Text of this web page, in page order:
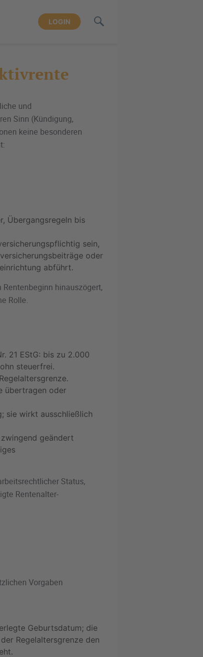
LOGIN
und
Sinn (Kündigung,
keine besonderen
Übergangsregeln bis
sein,
oder
abführt.
hinauszögert,
Rolle.
21 EStG: bis zu 2.000
steuerfrei.
übertragen oder
sie wirkt ausschließlich
geändert
Status,
Rentenalter-
Vorgaben
Geburtsdatum; die
Regelaltersgrenze den